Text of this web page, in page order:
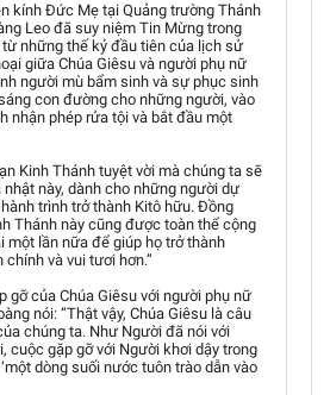
kính Đức Mẹ tại Quảng trường Thánh
Leo đã suy niệm Tin Mừng trong
từ những thế kỷ đầu tiên của lịch sử
giữa Chúa Giêsu và người phụ nữ
người mù bẩm sinh và sự phục sinh
con đường cho những người, vào
nhận phép rửa tội và bắt đầu một
Kinh Thánh tuyệt vời mà chúng ta sẽ
này, dành cho những người dự
trình trở thành Kitô hữu. Đồng
Thánh này cũng được toàn thể cộng
một lần nữa để giúp họ trở thành
và vui tươi hơn.”
gỡ của Chúa Giêsu với người phụ nữ
nói: “Thật vậy, Chúa Giêsu là câu
chúng ta. Như Người đã nói với
cuộc gặp gỡ với Người khơi dậy trong
dòng suối nước tuôn trào dẫn vào